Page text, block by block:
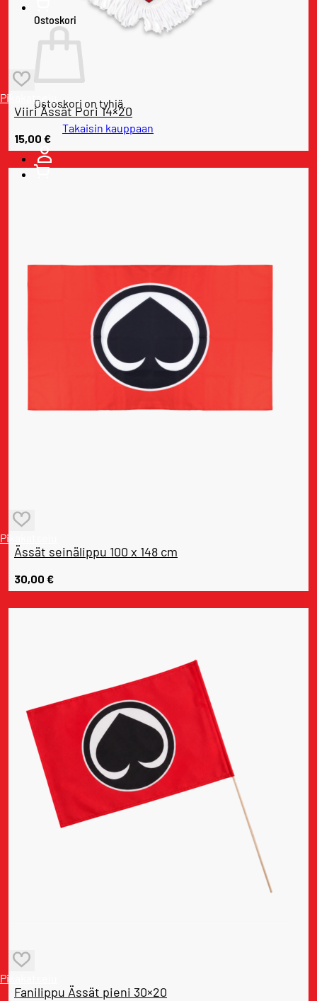
Ostoskori
Ostoskori on tyhjä.
Takaisin kauppaan
Pikakatselu
Viiri Ässät Pori 14×20
15,00 €
Pikakatselu
Ässät seinälippu 100 x 148 cm
30,00 €
Pikakatselu
Fanilippu Ässät pieni 30×20